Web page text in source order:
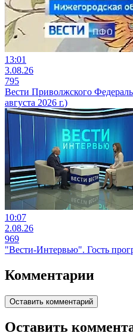
13:01
3.08.26
795
Вести Приволжского
августа 2026 г.)
10:07
2.08.26
969
"Вести-Интервью". Гость
Комментарии
Оставить комментарий
Оставить